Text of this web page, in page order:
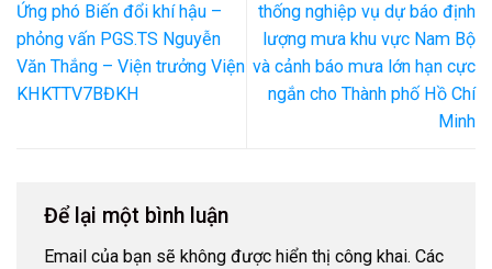
Ứng phó Biến đổi khí hậu –
phỏng vấn PGS.TS Nguyễn
Văn Thắng – Viện trưởng Viện
KHKTTV7BĐKH
thống nghiệp vụ dự báo định
lượng mưa khu vực Nam Bộ
và cảnh báo mưa lớn hạn cực
ngắn cho Thành phố Hồ Chí
Minh
Để lại một bình luận
Email của bạn sẽ không được hiển thị công khai. Các